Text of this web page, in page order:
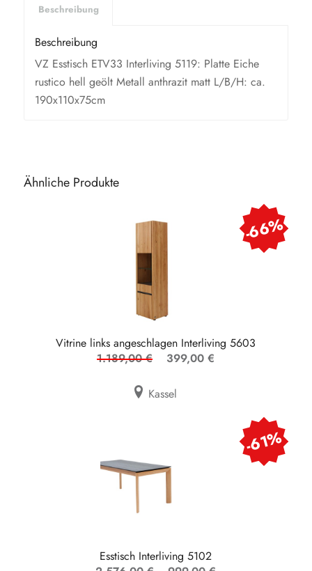
Beschreibung
Beschreibung
VZ Esstisch ETV33 Interliving 5119: Platte Eiche
rustico hell geölt Metall anthrazit matt L/B/H: ca.
190x110x75cm
Ähnliche Produkte
Vitrine links angeschlagen Interliving 5603
1.189,00 €
399,00 €
Kassel
-66%
Esstisch Interliving 5102
-61%